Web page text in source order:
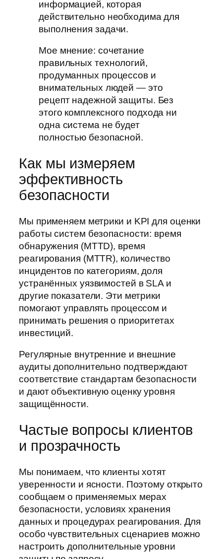
информацией, которая
действительно необходима для
выполнения задачи.
Мое мнение: сочетание
правильных технологий,
продуманных процессов и
внимательных людей — это
рецепт надежной защиты. Без
этого комплексного подхода ни
одна система не будет
полностью безопасной.
Как мы измеряем
эффективность
безопасности
Мы применяем метрики и KPI для оценки
работы систем безопасности: время
обнаружения (MTTD), время
реагирования (MTTR), количество
инцидентов по категориям, доля
устранённых уязвимостей в SLA и
другие показатели. Эти метрики
помогают управлять процессом и
принимать решения о приоритетах
инвестиций.
Регулярные внутренние и внешние
аудиты дополнительно подтверждают
соответствие стандартам безопасности
и дают объективную оценку уровня
защищённости.
Частые вопросы клиентов
и прозрачность
Мы понимаем, что клиенты хотят
уверенности и ясности. Поэтому открыто
сообщаем о применяемых мерах
безопасности, условиях хранения
данных и процедурах реагирования. Для
особо чувствительных сценариев можно
настроить дополнительные уровни